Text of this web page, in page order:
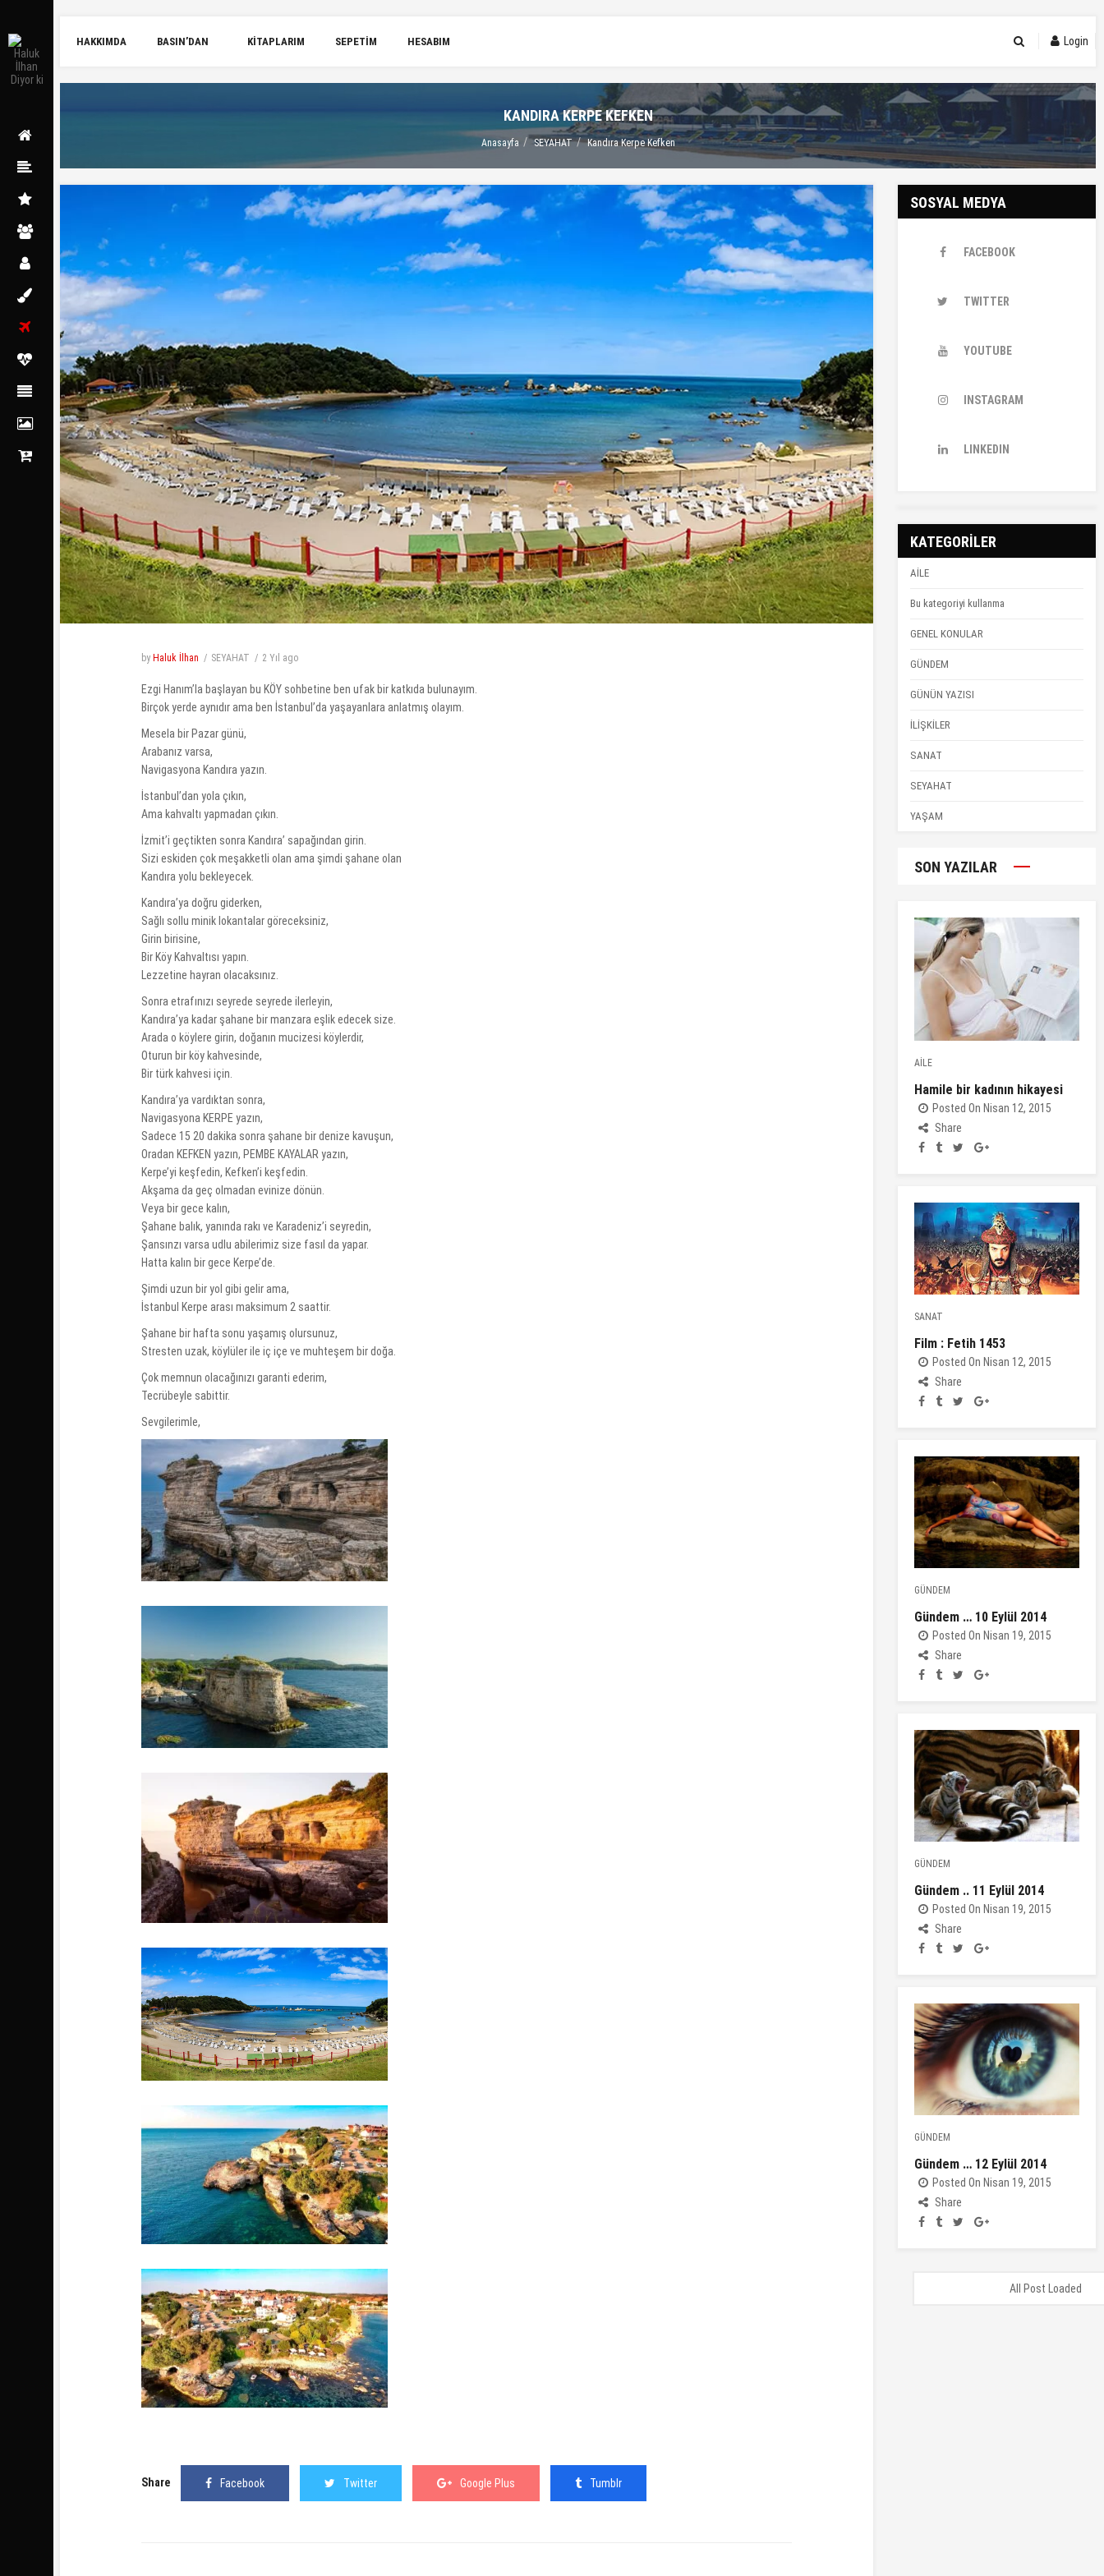
HAKKIMDA BASIN’DAN KITAPLARIM SEPETIM HESABIM Login
KANDIRA KERPE KEFKEN
Anasayfa SEYAHAT Kandıra Kerpe Kefken
by Haluk İlhan SEYAHAT 2 Yıl ago
Ezgi Hanım’la başlayan bu KÖY sohbetine ben ufak bir katkıda bulunayım.
Birçok yerde aynıdır ama ben İstanbul’da yaşayanlara anlatmış olayım.
Mesela bir Pazar günü,
Arabanız varsa,
Navigasyona Kandıra yazın.
İstanbul’dan yola çıkın,
Ama kahvaltı yapmadan çıkın.
İzmit’i geçtikten sonra Kandıra’ sapağından girin.
Sizi eskiden çok meşakketli olan ama şimdi şahane olan
Kandıra yolu bekleyecek.
Kandıra’ya doğru giderken,
Sağlı sollu minik lokantalar göreceksiniz,
Girin birisine,
Bir Köy Kahvaltısı yapın.
Lezzetine hayran olacaksınız.
Sonra etrafınızı seyrede seyrede ilerleyin,
Kandıra’ya kadar şahane bir manzara eşlik edecek size.
Arada o köylere girin, doğanın mucizesi köylerdir,
Oturun bir köy kahvesinde,
Bir türk kahvesi için.
Kandıra’ya vardıktan sonra,
Navigasyona KERPE yazın,
Sadece 15 20 dakika sonra şahane bir denize kavuşun,
Oradan KEFKEN yazın, PEMBE KAYALAR yazın,
Kerpe’yi keşfedin, Kefken’i keşfedin.
Akşama da geç olmadan evinize dönün.
Veya bir gece kalın,
Şahane balık, yanında rakı ve Karadeniz’i seyredin,
Şansınzı varsa udlu abilerimiz size fasıl da yapar.
Hatta kalın bir gece Kerpe’de.
Şimdi uzun bir yol gibi gelir ama,
İstanbul Kerpe arası maksimum 2 saattir.
Şahane bir hafta sonu yaşamış olursunuz,
Stresten uzak, köylüler ile iç içe ve muhteşem bir doğa.
Çok memnun olacağınızı garanti ederim,
Tecrübeyle sabittir.
Sevgilerimle,
Share Facebook Twitter Google Plus Tumblr
SOSYAL MEDYA
FACEBOOK
TWITTER
YOUTUBE
INSTAGRAM
LINKEDIN
KATEGORİLER
AİLE
Bu kategoriyi kullanma
GENEL KONULAR
GÜNDEM
GÜNÜN YAZISI
İLİŞKİLER
SANAT
SEYAHAT
YAŞAM
SON YAZILAR
AİLE
Hamile bir kadının hikayesi
Posted On Nisan 12, 2015
Share
SANAT
Film : Fetih 1453
Posted On Nisan 12, 2015
Share
GÜNDEM
Gündem … 10 Eylül 2014
Posted On Nisan 19, 2015
Share
GÜNDEM
Gündem .. 11 Eylül 2014
Posted On Nisan 19, 2015
Share
GÜNDEM
Gündem … 12 Eylül 2014
Posted On Nisan 19, 2015
Share
All Post Loaded